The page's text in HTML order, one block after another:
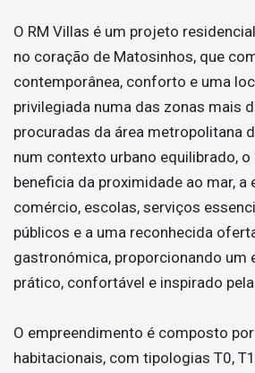
O RM Villas é um projeto
no coração de Matosinhos, que
contemporânea, conforto e uma
privilegiada numa das zonas mais
procuradas da área metropolitana
num contexto urbano equilibrado,
beneficia da proximidade ao mar, a
comércio, escolas, serviços
públicos e a uma reconhecida
gastronómica, proporcionando um
prático, confortável e inspirado
O empreendimento é composto
habitacionais, com tipologias T0,